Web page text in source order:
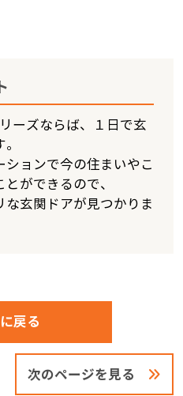
ーズならば、１日で玄
ションで今の住まいやこ
ができるので、
玄関ドアが見つかりま
戻る
次のページを見る